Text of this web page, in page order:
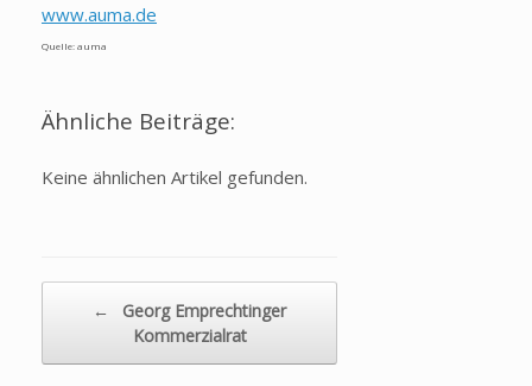
www.auma.de
Quelle: auma
Ähnliche Beiträge:
Keine ähnlichen Artikel gefunden.
←
Georg Emprechtinger
Kommerzialrat